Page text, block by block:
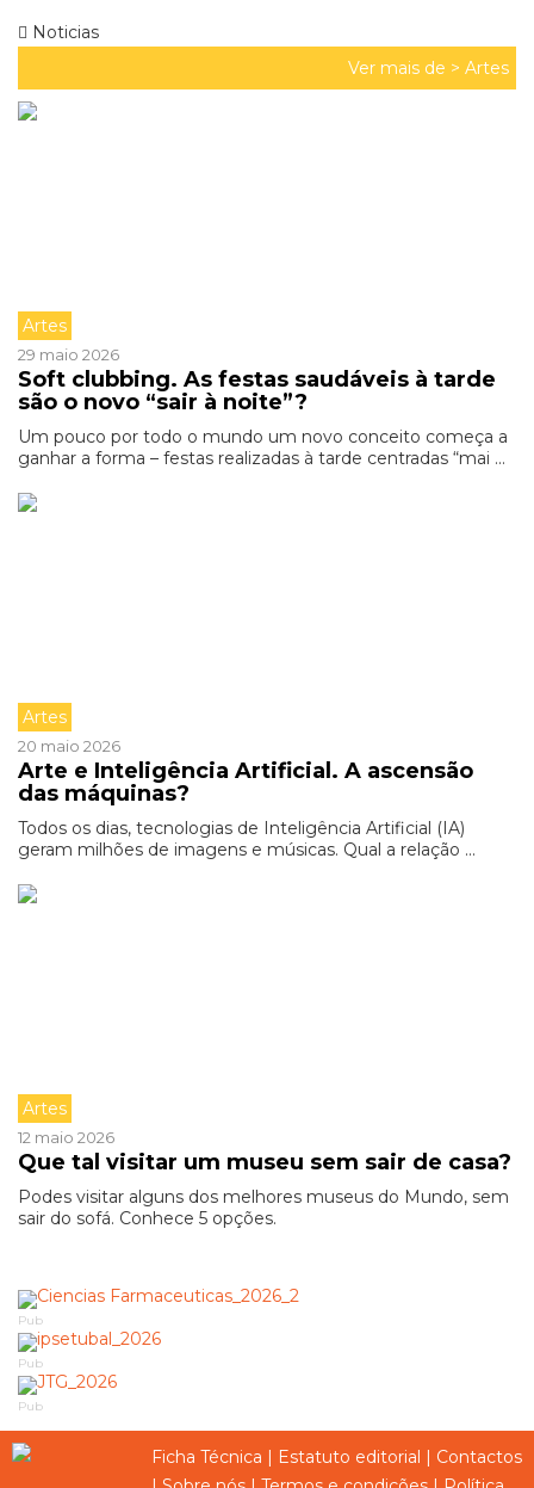
Noticias
Ver mais de > Artes
Artes
29 maio 2026
Soft clubbing. As festas saudáveis à tarde
são o novo “sair à noite”?
Um pouco por todo o mundo um novo conceito começa a
ganhar a forma – festas realizadas à tarde centradas “mai ...
Artes
20 maio 2026
Arte e Inteligência Artificial. A ascensão
das máquinas?
Todos os dias, tecnologias de Inteligência Artificial (IA)
geram milhões de imagens e músicas. Qual a relação ...
Artes
12 maio 2026
Que tal visitar um museu sem sair de casa?
Podes visitar alguns dos melhores museus do Mundo, sem
sair do sofá. Conhece 5 opções.
Pub
Pub
Pub
Ficha Técnica | Estatuto editorial | Contactos